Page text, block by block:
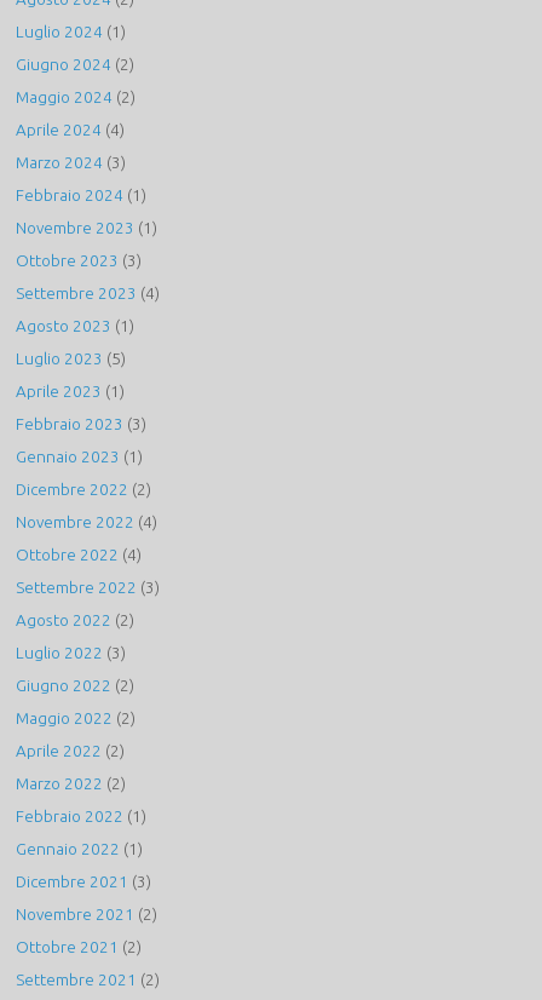
Luglio 2024 (1)
Giugno 2024 (2)
Maggio 2024 (2)
Aprile 2024 (4)
Marzo 2024 (3)
Febbraio 2024 (1)
Novembre 2023 (1)
Ottobre 2023 (3)
Settembre 2023 (4)
Agosto 2023 (1)
Luglio 2023 (5)
Aprile 2023 (1)
Febbraio 2023 (3)
Gennaio 2023 (1)
Dicembre 2022 (2)
Novembre 2022 (4)
Ottobre 2022 (4)
Settembre 2022 (3)
Agosto 2022 (2)
Luglio 2022 (3)
Giugno 2022 (2)
Maggio 2022 (2)
Aprile 2022 (2)
Marzo 2022 (2)
Febbraio 2022 (1)
Gennaio 2022 (1)
Dicembre 2021 (3)
Novembre 2021 (2)
Ottobre 2021 (2)
Settembre 2021 (2)